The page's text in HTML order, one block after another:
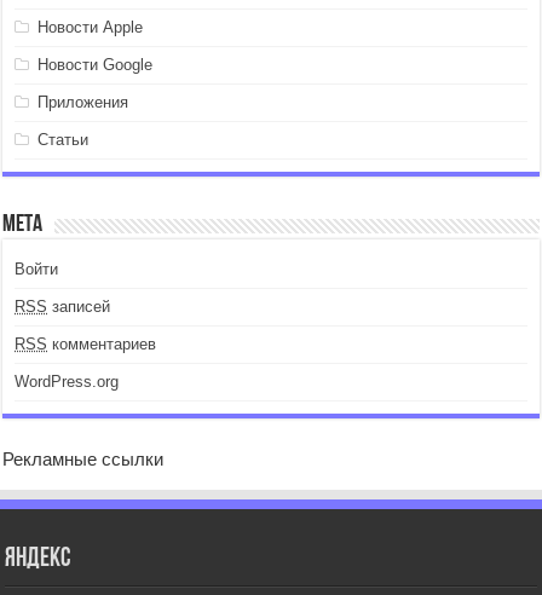
Новости Apple
Новости Google
Приложения
Статьи
Мета
Войти
RSS записей
RSS комментариев
WordPress.org
Рекламные ссылки
Яндекс